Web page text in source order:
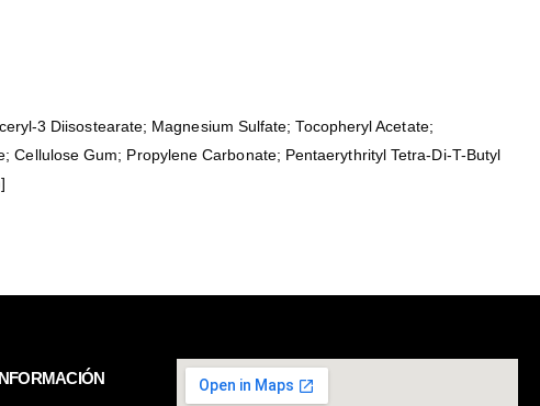
3 Diisostearate; Magnesium Sulfate; Tocopheryl Acetate;
Gum; Propylene Carbonate; Pentaerythrityl Tetra-Di-T-Butyl